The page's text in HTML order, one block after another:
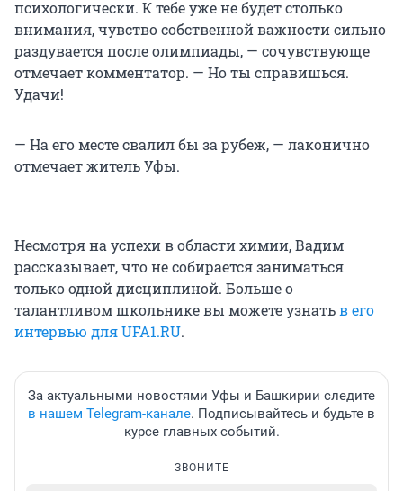
психологически. К тебе уже не будет столько
внимания, чувство собственной важности сильно
раздувается после олимпиады, — сочувствующе
отмечает комментатор. — Но ты справишься.
Удачи!
— На его месте свалил бы за рубеж, — лаконично
отмечает житель Уфы.
Несмотря на успехи в области химии, Вадим
рассказывает, что не собирается заниматься
только одной дисциплиной. Больше о
талантливом школьнике вы можете узнатьв его
интервью для UFA1.RU.
За актуальными новостями Уфы и Башкирии следите
в нашем Telegram-канале. Подписывайтесь и будьте в
курсе главных событий.
ЗВОНИТЕ